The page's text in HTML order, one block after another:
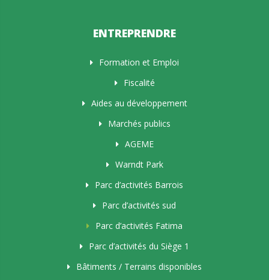
ENTREPRENDRE
Formation et Emploi
Fiscalité
Aides au développement
Marchés publics
AGEME
Warndt Park
Parc d’activités Barrois
Parc d’activités sud
Parc d’activités Fatima
Parc d’activités du Siège 1
Bâtiments / Terrains disponibles